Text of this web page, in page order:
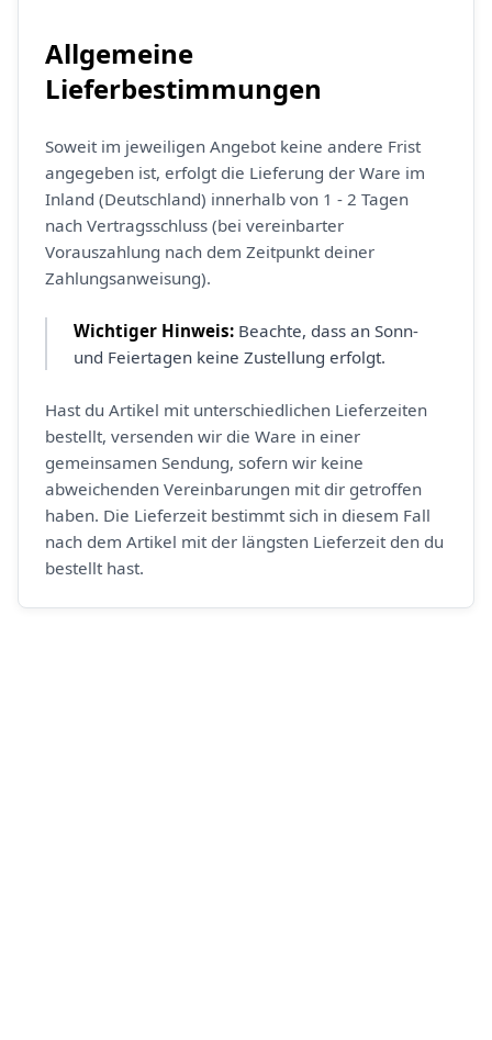
Allgemeine
Lieferbestimmungen
Soweit im jeweiligen Angebot keine andere Frist
angegeben ist, erfolgt die Lieferung der Ware im
Inland (Deutschland) innerhalb von 1 - 2 Tagen
nach Vertragsschluss (bei vereinbarter
Vorauszahlung nach dem Zeitpunkt deiner
Zahlungsanweisung).
Wichtiger Hinweis: Beachte, dass an Sonn-
und Feiertagen keine Zustellung erfolgt.
Hast du Artikel mit unterschiedlichen Lieferzeiten
bestellt, versenden wir die Ware in einer
gemeinsamen Sendung, sofern wir keine
abweichenden Vereinbarungen mit dir getroffen
haben. Die Lieferzeit bestimmt sich in diesem Fall
nach dem Artikel mit der längsten Lieferzeit den du
bestellt hast.